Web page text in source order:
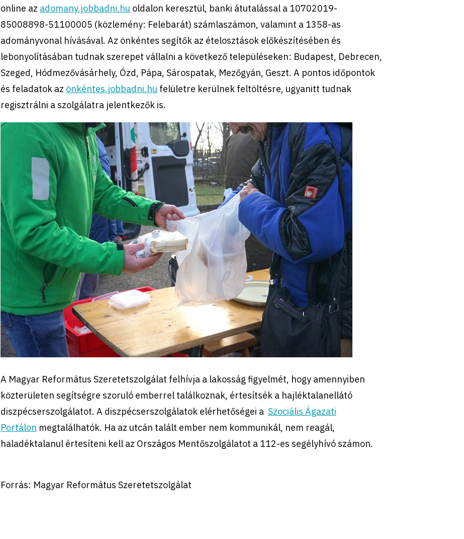
online az adomany.jobbadni.hu oldalon keresztül, banki átutalással a 10702019-
85008898-51100005 (közlemény: Felebarát) számlaszámon, valamint a 1358-as
adományvonal hívásával. Az önkéntes segítők az ételosztások előkészítésében és
lebonyolításában tudnak szerepet vállalni a következő településeken: Budapest, Debrecen,
Szeged, Hódmezővásárhely, Ózd, Pápa, Sárospatak, Mezőgyán, Geszt. A pontos időpontok
és feladatok az önkéntes.jobbadni.hu felületre kerülnek feltöltésre, ugyanitt tudnak
regisztrálni a szolgálatra jelentkezők is.
A Magyar Református Szeretetszolgálat felhívja a lakosság figyelmét, hogy amennyiben
közterületen segítségre szoruló emberrel találkoznak, értesítsék a hajléktalanellátó
diszpécserszolgálatot. A diszpécserszolgálatok elérhetőségei a Szociális Ágazati
Portálon megtalálhatók. Ha az utcán talált ember nem kommunikál, nem reagál,
haladéktalanul értesíteni kell az Országos Mentőszolgálatot a 112-es segélyhívó számon.
Forrás: Magyar Református Szeretetszolgálat